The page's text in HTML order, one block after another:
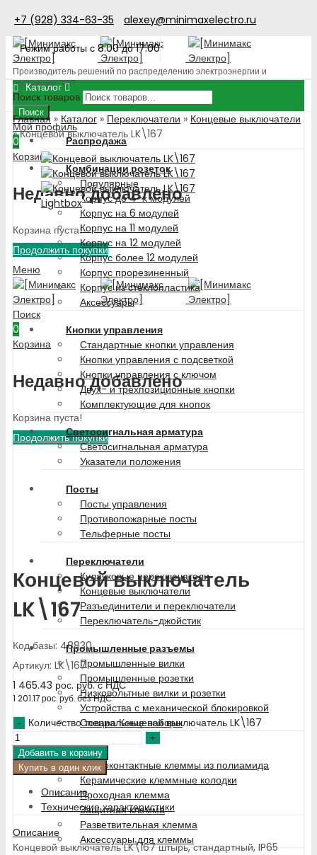
+7 (928) 334-63-35
alexey@minimaxelectro.ru
Режим работы с 8.00 до 17.00
Производитель решений по распределению электроэнергии и
поставщик ЭТП
Поиск товаров
Поиск
Мой профиль
0
Корзина
Недавно добавлено
Корзина пуста!
Продолжить покупки
Меню
Поиск
0
Корзина
Недавно добавлено
Корзина пуста!
Продолжить покупки
Каталог
Распродажа
Комбинации розеток
Популярные
Корпус до 4-х модулей
Корпус на 6 модулей
Корпус на 11 модулей
Корпус на 12 модулей
Корпус более 12 модулей
Корпус прорезиненный
Корпус из стеклопластика
Аксессуары
Кнопки управления
Стандартные кнопки управления
Кнопки управления с подсветкой
Кнопки управления с ключом
Двух- и трехпозиционные кнопки
Комплектующие для кнопок
Светосигнальная арматура
Светосигнальная арматура
Указатели положения
Посты
Посты управления
Противопожарные посты
Тельферные посты
Переключатели
Кулачковые переключатели
Концевые выключатели
Разъединители и переключатели
Переключатель-джойстик
Промышленные разъемы
Промышленные вилки
Промышленные розетки
Низковольтные вилки и розетки
Устройства с механической блокировкой
Специальные наборы
Клемма
Многоконтактные клеммы из полиамида
Керамические клеммные колодки
Проходная клемма
Защитная клемма
Разветвительная клемма
Аксессуары для клеммы
Главная » Каталог » Переключатели » Концевые выключатели
»Концевой выключатель LK\167
Lightbox
Концевой выключатель
LK\167
Код базы: 48830
Артикул: LK\167
1 465.43 рос. руб.с НДС
1 201.17рос. руб.без НДС
Количество товара Концевой выключатель LK\167
Добавить в корзину
Купить в один клик
Описание
Технические характеристики
Описание
Концевой выключатель LK\167 штырь, стандартный, IP65